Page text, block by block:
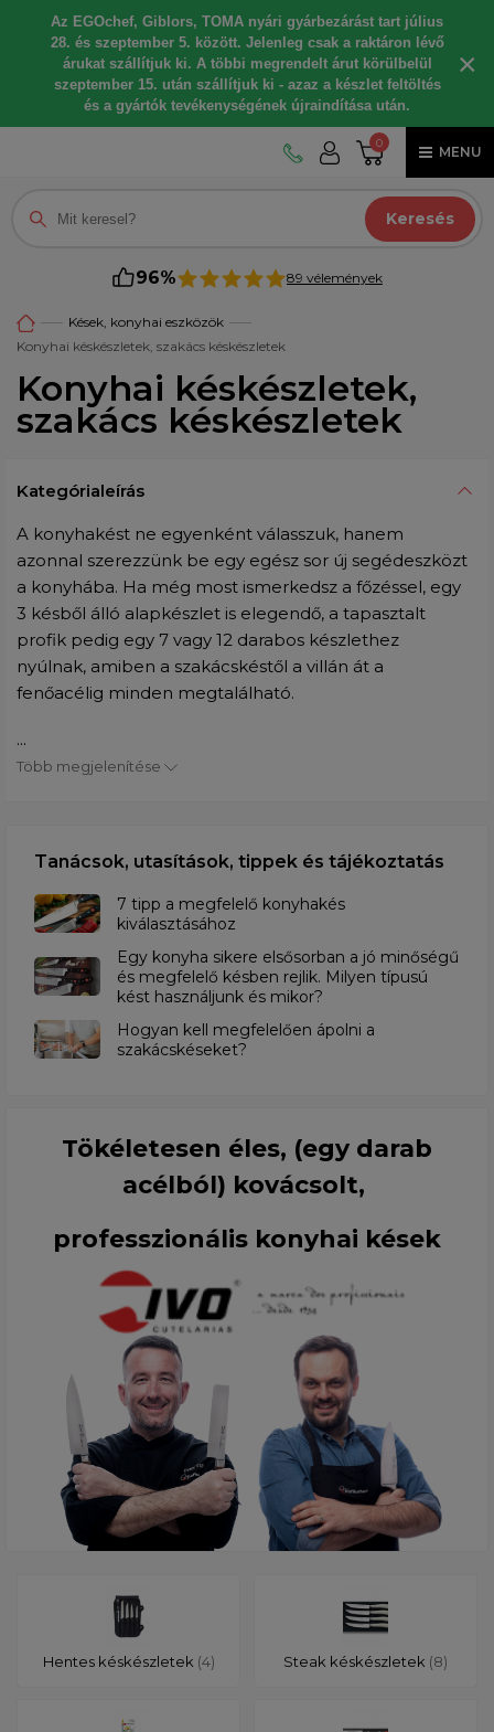
Az EGOchef, Giblors, TOMA nyári gyárbezárást tart július
28. és szeptember 5. között. Jelenleg csak a raktáron lévő
árukat szállítjuk ki. A többi megrendelt árut körülbelül
szeptember 15. után szállítjuk ki - azaz a készlet feltöltés
és a gyártók tevékenységének újraindítása után.
×
0
MENU
Keresés
96% 89 vélemények
Kések, konyhai eszközök
Konyhai késkészletek, szakács késkészletek
Konyhai késkészletek,
szakács késkészletek
Kategórialeírás
A konyhakést ne egyenként válasszuk, hanem
azonnal szerezzünk be egy egész sor új segédeszközt
a konyhába. Ha még most ismerkedsz a főzéssel, egy
3 késből álló alapkészlet is elegendő, a tapasztalt
profik pedig egy 7 vagy 12 darabos készlethez
nyúlnak, amiben a szakácskéstől a villán át a
fenőacélig minden megtalálható.
...
Több megjelenítése
Tanácsok, utasítások, tippek és tájékoztatás
7 tipp a megfelelő konyhakés
kiválasztásához
Egy konyha sikere elsősorban a jó minőségű
és megfelelő késben rejlik. Milyen típusú
kést használjunk és mikor?
Hogyan kell megfelelően ápolni a
szakácskéseket?
Tökéletesen éles, (egy darab
acélból) kovácsolt,
professzionális konyhai kések
Hentes késkészletek (4) Steak késkészletek (8)